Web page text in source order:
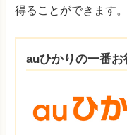
得ることができます。
auひかりの一番お